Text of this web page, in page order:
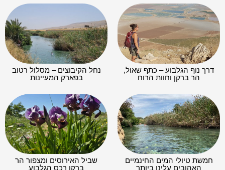
דרך נוף הגלבוע – כתף שאול,
הר ברקן וחוות הרוח
נחל הקיבוצים – מסלול רטוב
בפארק המעיינות
חמשת טיולי המים החינמיים
האהובים עלינו ביותר
שביל האירוסים ומצפור הר
ברקן רכס הגלבוע